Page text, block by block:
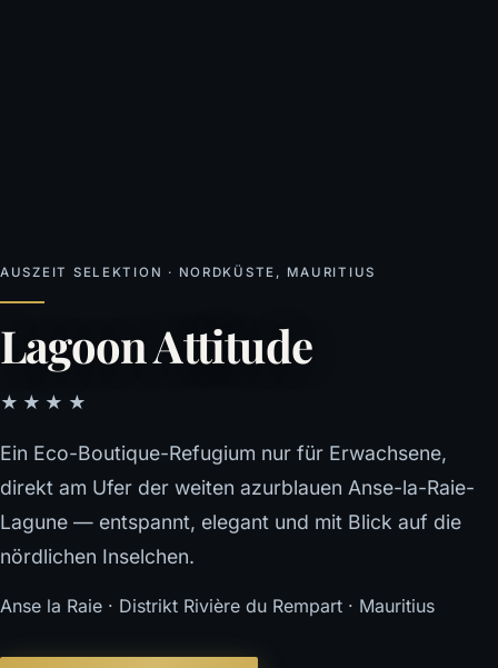
AUSZEIT SELEKTION · NORDKÜSTE, MAURITIUS
Lagoon Attitude
★★★★
Ein Eco-Boutique-Refugium nur für Erwachsene,
direkt am Ufer der weiten azurblauen Anse-la-Raie-
Lagune — entspannt, elegant und mit Blick auf die
nördlichen Inselchen.
Anse la Raie · Distrikt Rivière du Rempart · Mauritius